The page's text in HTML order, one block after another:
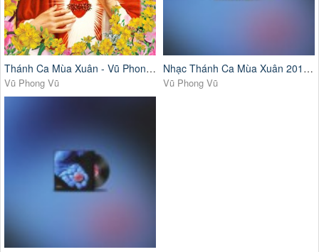
Thánh Ca Mùa Xuân - Vũ Phong Vũ
Vũ Phong Vũ
Nhạc Thánh Ca Mùa Xuân 2018 Đặc Biệt
Vũ Phong Vũ